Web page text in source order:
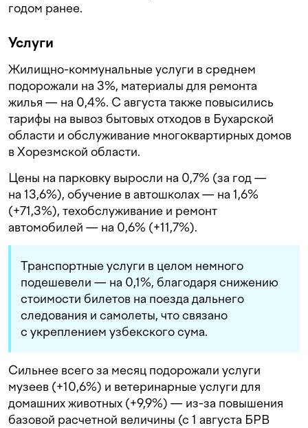
годом ранее.
Услуги
Жилищно-коммунальные услуги в среднем
подорожали на 3%, материалы для ремонта
жилья — на 0,4%. С августа также повысились
тарифы на вывоз бытовых отходов в Бухарской
области и обслуживание многоквартирных домов
в Хорезмской области.
Цены на парковку выросли на 0,7% (за год —
на 13,6%), обучение в автошколах — на 1,6%
(+71,3%), техобслуживание и ремонт
автомобилей — на 0,6% (+11,7%).
Транспортные услуги в целом немного
подешевели — на 0,1%, благодаря снижению
стоимости билетов на поезда дальнего
следования и самолеты, что связано
с укреплением узбекского сума.
Сильнее всего за месяц подорожали услуги
музеев (+10,6%) и ветеринарные услуги для
домашних животных (+9,9%) — из-за повышения
базовой расчетной величины (с 1 августа БРВ